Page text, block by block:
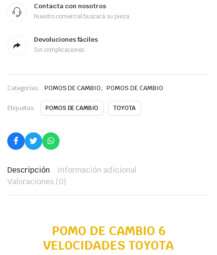
Contacta con nosotros
Nuestro comercial buscará su pieza
Devoluciones fáciles
Sin complicaciones
Categorías: POMOS DE CAMBIO, POMOS DE CAMBIO
Etiquetas: POMOS DE CAMBIO TOYOTA
Descripción
Información adicional
Valoraciones (0)
POMO DE CAMBIO 6
VELOCIDADES TOYOTA